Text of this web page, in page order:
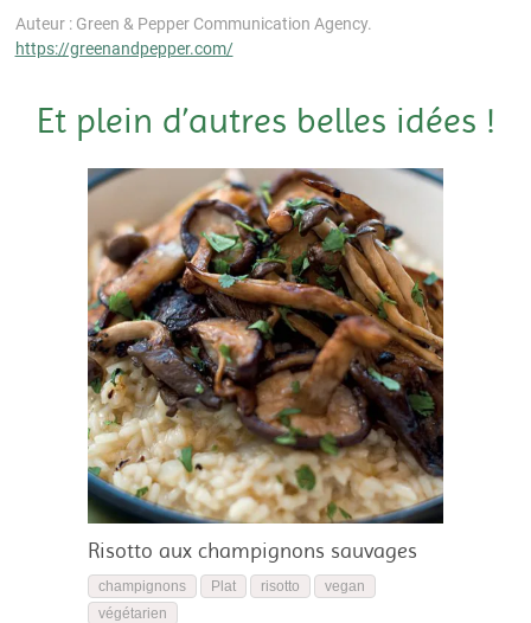
Auteur : Green & Pepper Communication Agency.
https://greenandpepper.com/
Et plein d’autres belles idées !
Risotto aux champignons sauvages
champignons Plat risotto
vegan
végétarien